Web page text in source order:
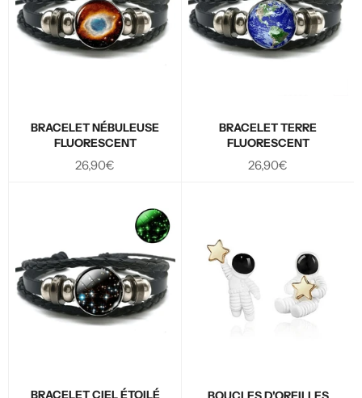
BRACELET NÉBULEUSE
FLUORESCENT
Prix
26,90€
BRACELET TERRE
FLUORESCENT
Prix
26,90€
BRACELET CIEL ÉTOILÉ